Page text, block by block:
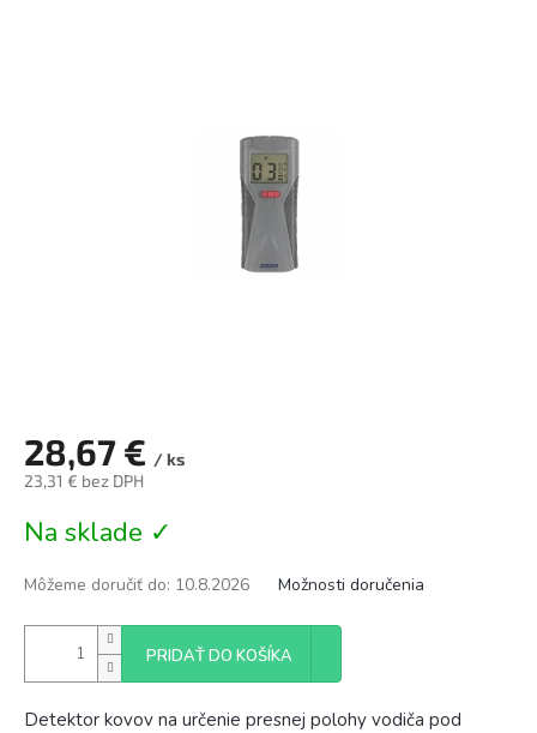
28,67 € / ks
23,31 € bez DPH
cena:
Na sklade ✓
Môžeme doručiť do: 10.8.2026 Možnosti doručenia
PRIDAŤ DO KOŠÍKA
Detektor kovov na určenie presnej polohy vodiča pod